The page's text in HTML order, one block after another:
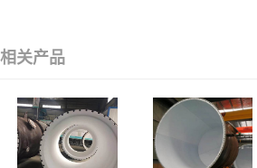
相关产品